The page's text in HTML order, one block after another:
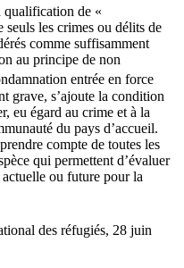
de «
les crimes ou délits de
comme suffisamment
au principe de non
entrée en force
grave, s’ajoute la condition
eu égard au crime et à la
du pays d’accueil.
compte de toutes les
qui permettent d’évaluer
ou future pour la
des réfugiés, 28 juin